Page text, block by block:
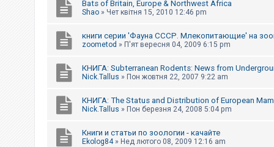
Bats of Britain, Europe & Northwest Africa
Shao » Чет квітня 15, 2010 12:46 pm
книги серии 'Фауна СССР. Млекопитающие' на
zoometod » П'ят вересня 04, 2009 6:15 pm
КНИГА: Subterranean Rodents: News from
Nick.Tallus » Пон жовтня 22, 2007 9:22 am
КНИГА: The Status and Distribution of European
Nick.Tallus » Пон березня 24, 2008 5:04 pm
Книги и статьи по зоологии - качайте
Ekolog84» Нед лютого 08, 2009 12:16 am